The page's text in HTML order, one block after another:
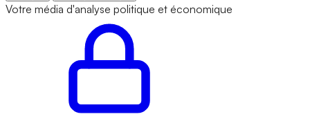
Votre média d'analyse politique et économique